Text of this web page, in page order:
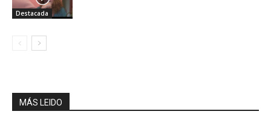
Destacada
MÁS LEIDO